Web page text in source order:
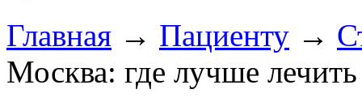
Главная → Пациенту →
Москва: где лучше